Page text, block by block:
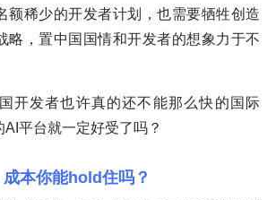
额稀少的开发者计划，也需要牺牲创造
略，置中国国情和开发者的想象力于不
开发者也许真的还不能那么快的国际
平台就一定好受了吗？
本你能hold住吗？